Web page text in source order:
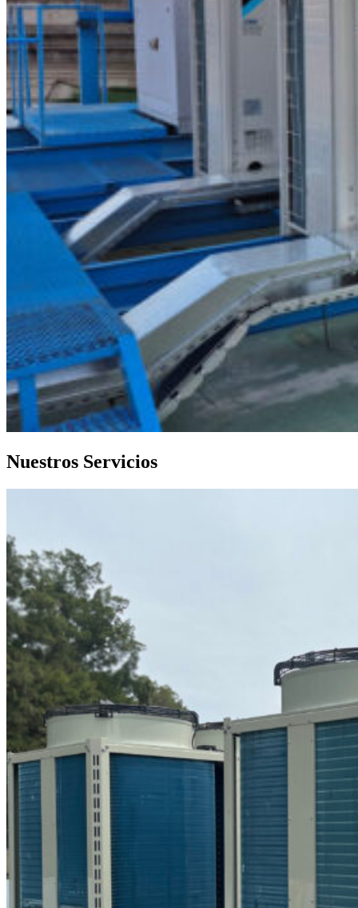
Nuestros Servicios